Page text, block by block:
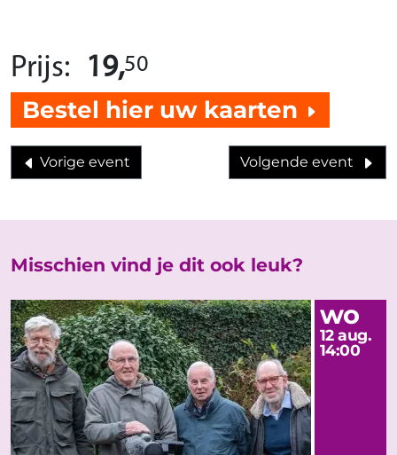
Prijs: 19,50
Bestel hier uw kaarten
Vorige event Volgende event
Misschien vind je dit ook leuk?
wo
12 aug.
14:00